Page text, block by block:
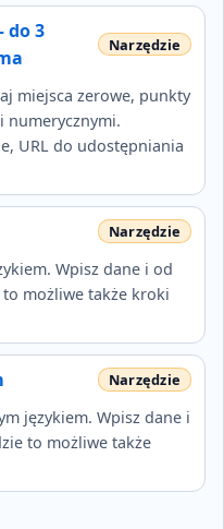
do 3
miejsca zerowe, punkty
numerycznymi.
URL do udostępniania
Wpisz dane i od
możliwe także kroki
językiem. Wpisz dane i
to możliwe także